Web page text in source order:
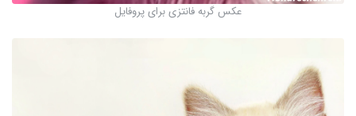
عکس گربه فانتزی برای پروفایل